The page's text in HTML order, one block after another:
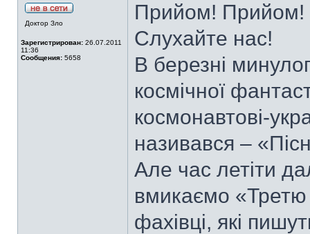
Доктор Зло
Зарегистрирован: 26.07.2011
11:36
Сообщения: 5658
Прийом! Прийом!
Слухайте нас!
В березні
космічної
космонавтові-
називався –
Але час летіти
вмикаємо «Третю
фахівці, які